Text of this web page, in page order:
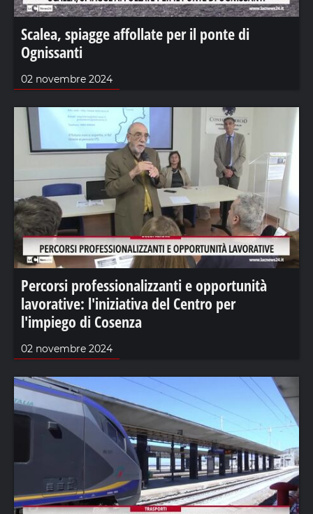
Scalea, spiagge affollate per il ponte di
Ognissanti
02 novembre 2024
Percorsi professionalizzanti e opportunità
lavorative: l'iniziativa del Centro per
l'impiego di Cosenza
02 novembre 2024